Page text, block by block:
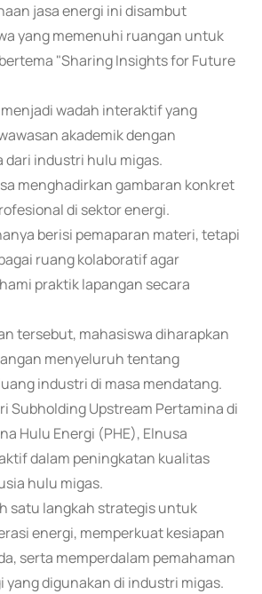
jasa energi ini disambut
yang memenuhi ruangan untuk
"Sharing Insights for Future
wadah interaktif yang
akademik dengan
dari industri hulu migas.
menghadirkan gambaran konkret
di sektor energi.
berisi pemaparan materi, tetapi
ruang kolaboratif agar
praktik lapangan secara
tersebut, mahasiswa diharapkan
menyeluruh tentang
industri di masa mendatang.
Subholding Upstream Pertamina di
Hulu Energi (PHE), Elnusa
dalam peningkatan kualitas
hulu migas.
satu langkah strategis untuk
energi, memperkuat kesiapan
serta memperdalam pemahaman
yang digunakan di industri migas.